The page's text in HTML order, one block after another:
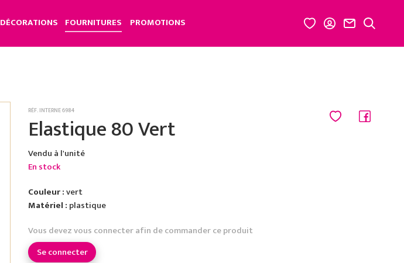
DÉCORATIONS FOURNITURES PROMOTIONS
RÉF. INTERNE 6984
Elastique 80 Vert
Vendu à l'unité
En stock
Couleur :vert
Matériel : plastique
Vous devez vous connecter afin de commander ce produit
Se connecter